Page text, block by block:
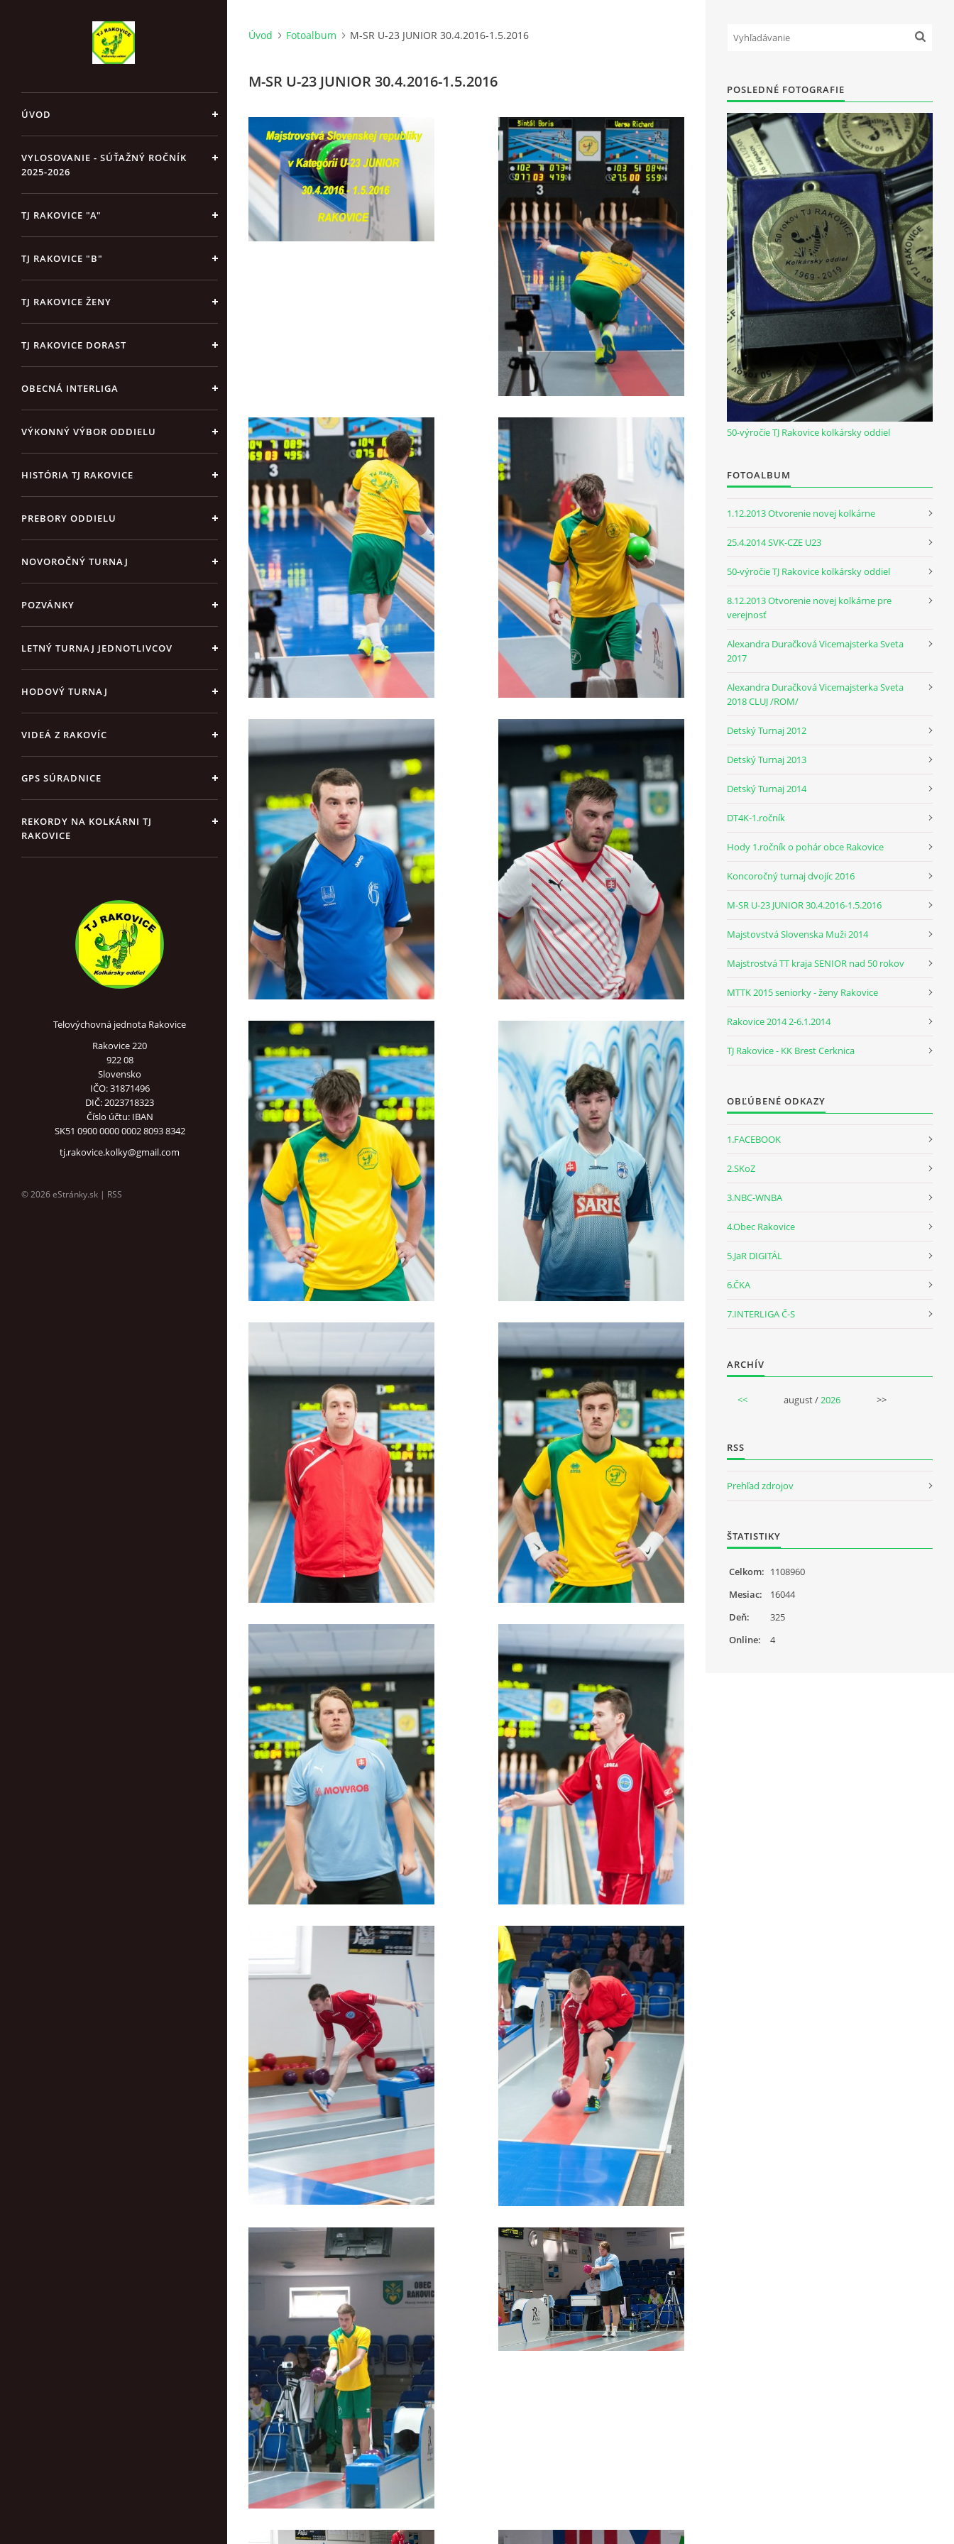
ÚVOD
VYLOSOVANIE - SÚŤAŽNÝ ROČNÍK
2025-2026
TJ RAKOVICE "A"
TJ RAKOVICE "B"
TJ RAKOVICE ŽENY
TJ RAKOVICE DORAST
OBECNÁ INTERLIGA
VÝKONNÝ VÝBOR ODDIELU
HISTÓRIA TJ RAKOVICE
PREBORY ODDIELU
NOVOROČNÝ TURNAJ
POZVÁNKY
LETNÝ TURNAJ JEDNOTLIVCOV
HODOVÝ TURNAJ
VIDEÁ Z RAKOVÍC
GPS SÚRADNICE
REKORDY NA KOLKÁRNI TJ
RAKOVICE
Telovýchovná jednota Rakovice
Rakovice 220
922 08
Slovensko
IČO: 31871496
DIČ: 2023718323
Číslo účtu: IBAN
SK51 0900 0000 0002 8093 8342
tj.rakovice.kolky@gmail.com
© 2026 eStránky.sk | RSS
Úvod Fotoalbum M-SR U-23 JUNIOR 30.4.2016-1.5.2016
M-SR U-23 JUNIOR 30.4.2016-1.5.2016 POSLEDNÉ FOTOGRAFIE
50-výročie TJ Rakovice kolkársky oddiel
FOTOALBUM
1.12.2013 Otvorenie novej kolkárne
25.4.2014 SVK-CZE U23
50-výročie TJ Rakovice kolkársky oddiel
8.12.2013 Otvorenie novej kolkárne pre
verejnosť
Alexandra Duračková Vicemajsterka Sveta
2017
Alexandra Duračková Vicemajsterka Sveta
2018 CLUJ /ROM/
Detský Turnaj 2012
Detský Turnaj 2013
Detský Turnaj 2014
DT4K-1.ročník
Hody 1.ročník o pohár obce Rakovice
Koncoročný turnaj dvojíc 2016
M-SR U-23 JUNIOR 30.4.2016-1.5.2016
Majstovstvá Slovenska Muži 2014
Majstrostvá TT kraja SENIOR nad 50 rokov
MTTK 2015 seniorky - ženy Rakovice
Rakovice 2014 2-6.1.2014
TJ Rakovice - KK Brest Cerknica
OBĽÚBENÉ ODKAZY
1.FACEBOOK
2.SKoZ
3.NBC-WNBA
4.Obec Rakovice
5.JaR DIGITÁL
6.ČKA
7.INTERLIGA Č-S
ARCHÍV
<< august / 2026 >>
RSS
Prehľad zdrojov
ŠTATISTIKY
Online: 4
Celkom: 1108960
Mesiac:
16044
Deň:
325